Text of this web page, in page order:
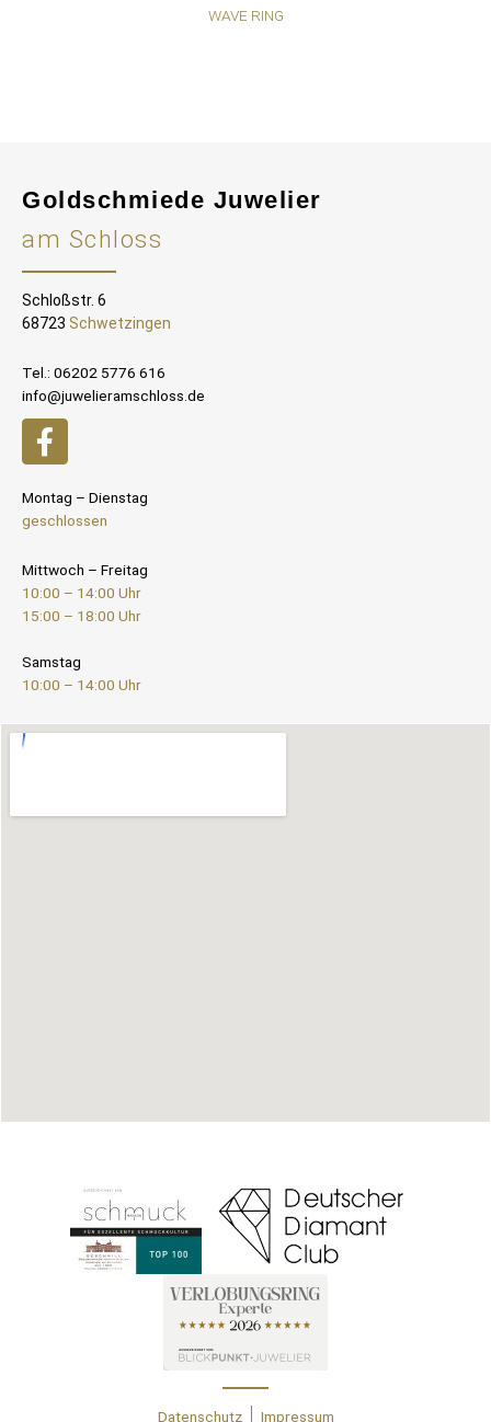
WAVE RING
Goldschmiede Juwelier
am Schloss
Schloßstr. 6
68723 Schwetzingen
Tel.: 06202 5776 616
info@juwelieramschloss.de
Montag – Dienstag
geschlossen
Mittwoch – Freitag
10:00 – 14:00 Uhr
15:00 – 18:00 Uhr
Samstag
10:00 – 14:00 Uhr
Datenschutz Impressum